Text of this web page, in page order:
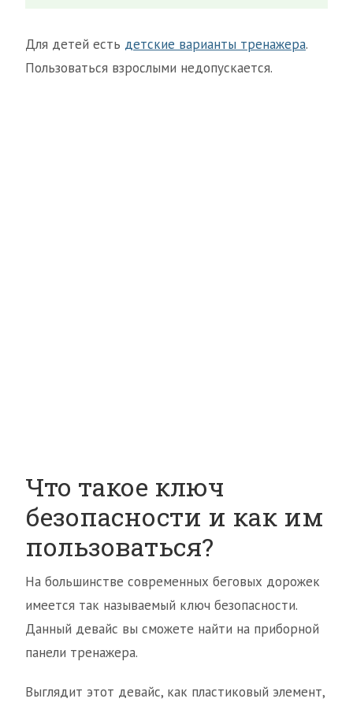
Для детей есть детские варианты тренажера.
Пользоваться взрослыми недопускается.
Что такое ключ
безопасности и как им
пользоваться?
На большинстве современных беговых дорожек
имеется так называемый ключ безопасности.
Данный девайс вы сможете найти на приборной
панели тренажера.
Выглядит этот девайс, как пластиковый элемент,